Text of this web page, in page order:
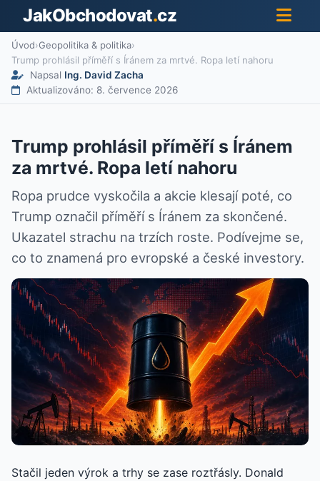
JakObchodovat.cz
Úvod›Geopolitika & politika›
Trump prohlásil příměří s Íránem za mrtvé. Ropa letí nahoru
Napsal Ing. David Zacha
Aktualizováno: 8. července 2026
Trump prohlásil příměří s Íránem
za mrtvé. Ropa letí nahoru
Ropa prudce vyskočila a akcie klesají poté, co
Trump označil příměří s Íránem za skončené.
Ukazatel strachu na trzích roste. Podívejme se,
co to znamená pro evropské a české investory.
Stačil jeden výrok a trhy se zase roztřásly. Donald